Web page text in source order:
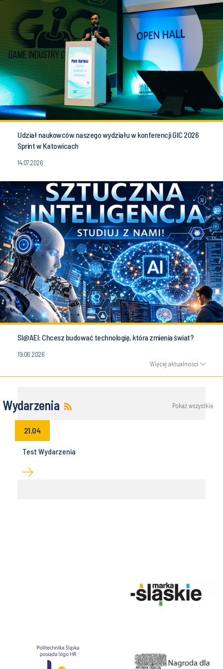
Udział naukowców naszego wydziału w konferencji GIC 2026
Sprint w Katowicach
14.07.2026
SI@AEI: Chcesz budować technologię, która zmienia świat?
19.06.2026
Więcej aktualności
Wydarzenia Pokaż wszystkie
21.04
Test Wydarzenia